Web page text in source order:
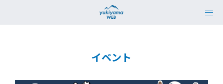
イベント